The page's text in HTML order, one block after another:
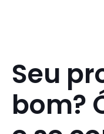
Seu
bom?